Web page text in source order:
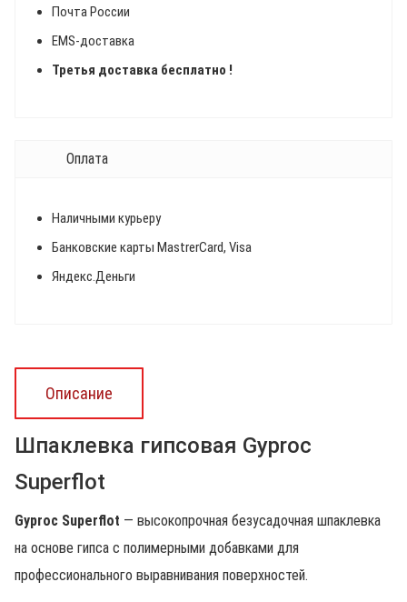
Почта России
EMS-доставка
Третья доставка бесплатно !
Оплата
Наличными курьеру
Банковские карты MastrerCard, Visa
Яндекс.Деньги
Описание
Шпаклевка гипсовая Gyproc
Superflot
Gyproc Superflot — высокопрочная безусадочная шпаклевка
на основе гипса с полимерными добавками для
профессионального выравнивания поверхностей.